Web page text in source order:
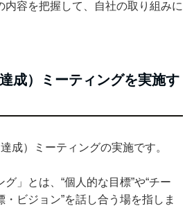
内容を把握して、自社の取り組みに
成）ミーティングを実施す
成）ミーティングの実施です。
グ」とは、“個人的な目標”や“チー
・ビジョン”を話し合う場を指しま